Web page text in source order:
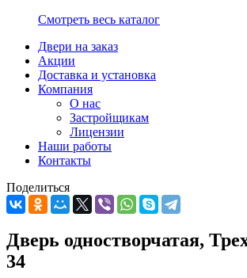
Смотреть весь каталог
Двери на заказ
Акции
Доставка и установка
Компания
О нас
Застройщикам
Лицензии
Наши работы
Контакты
Поделиться
Дверь одностворчатая,
34